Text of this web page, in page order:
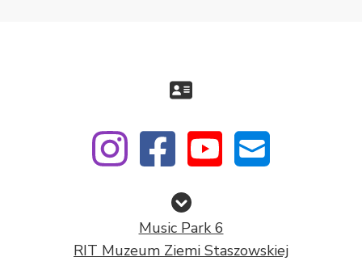
Music Park 6
RIT Muzeum Ziemi Staszowskiej